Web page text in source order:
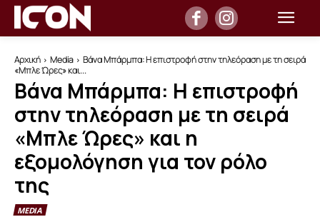
Αρχική Media
Βάνα Μπάρμπα: Η επιστροφή στην τηλεόραση με τη σειρά
«Μπλε Ώρες» και...
Βάνα Μπάρμπα: Η επιστροφή
στην τηλεόραση με τη σειρά
«Μπλε Ώρες» και η
εξομολόγηση για τον ρόλο
της
MEDIA